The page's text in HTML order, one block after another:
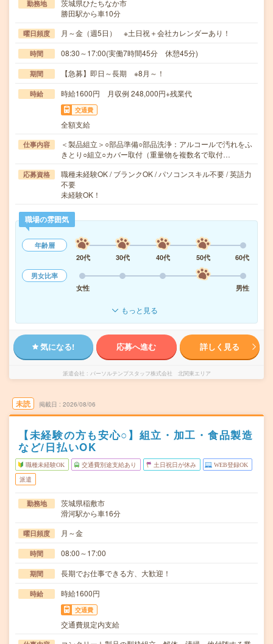
勤務地
茨城県ひたちなか市
勝田駅から車10分
曜日頻度 月～金（週5日） ※土日祝＋会社カレンダーあり！
時間 08:30～17:00(実働7時間45分 休憩45分)
期間 【急募】即日～長期 ※8月～！
時給 時給1600円 月収例 248,000円+残業代
交通費
全額支給
仕事内容
＜製品組立＞○部品準備○部品洗浄：アルコールで汚れをふ
きとり○組立○カバー取付（重量物を複数名で取付…
応募資格
職種未経験OK / ブランクOK / パソコンスキル不要 / 英語力
不要
未経験OK！
職場の雰囲気
年齢層
20代
30代 40代 50代
60代
男女比率
女性
男性
もっと見る
気になる! 応募へ進む 詳しく見る
派遣会社 パーソルテンプスタッフ株式会社 北関東エリア
未読 掲載日 2026/08/06
【未経験の方も安心○】組立・加工・食品製造
など/日払いOK
職種未経験OK 交通費別途支給あり 土日祝日が休み WEB登録OK
派遣
勤務地
茨城県稲敷市
滑河駅から車16分
曜日頻度 月～金
時間 08:00～17:00
期間 長期でお仕事できる方、大歓迎！
時給 時給1600円
交通費
交通費規定内支給